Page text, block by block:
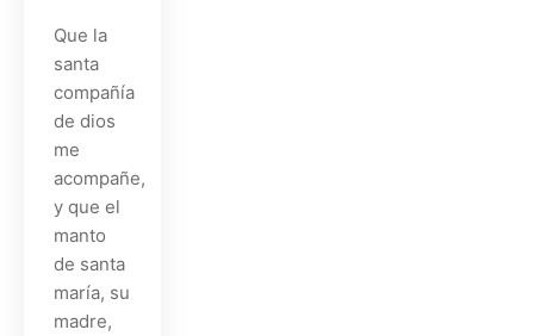
Que la
santa
compañía
de dios
me
acompañe,
y que el
manto
de santa
maría, su
madre,